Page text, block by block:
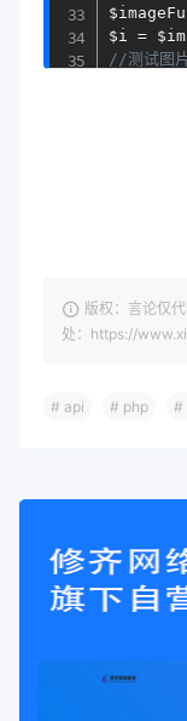
$i
=
//测试图
$rTotal+
$gTotal+
}
exit( );
}
//在页面
?>
版权：言论仅
处：https://
# api # php #